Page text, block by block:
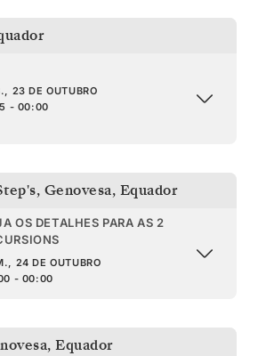
23 DE OUTUBRO
- 00:00
Genovesa, Equador
OS DETALHES PARA AS 2
24 DE OUTUBRO
- 00:00
, Equador